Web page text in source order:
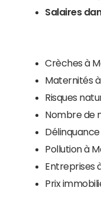
Salaires
Maternités
Risques
Nombre de
Pollution à
Entreprises
Prix